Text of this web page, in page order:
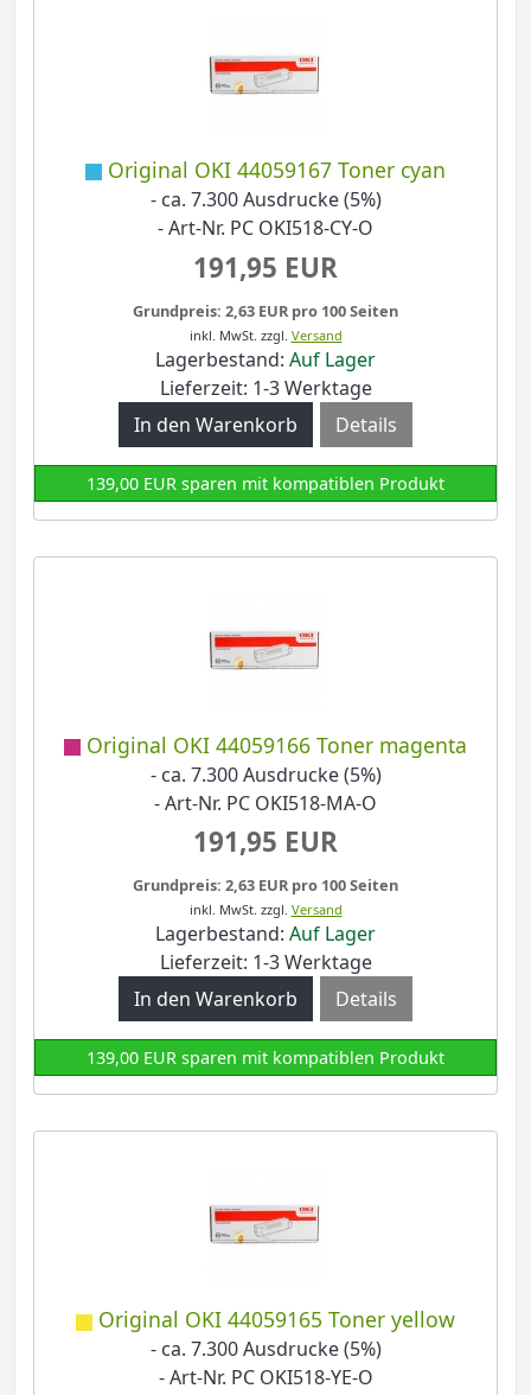
Original OKI 44059167 Toner cyan
- ca. 7.300 Ausdrucke (5%)
- Art-Nr. PC OKI518-CY-O
191,95 EUR
Grundpreis: 2,63 EUR pro 100 Seiten
inkl. MwSt. zzgl. Versand
Lagerbestand: Auf Lager
Lieferzeit: 1-3 Werktage
Details
139,00 EUR sparen mit kompatiblen Produkt
Original OKI 44059166 Toner magenta
- ca. 7.300 Ausdrucke (5%)
- Art-Nr. PC OKI518-MA-O
191,95 EUR
Grundpreis: 2,63 EUR pro 100 Seiten
inkl. MwSt. zzgl. Versand
Lagerbestand: Auf Lager
Lieferzeit: 1-3 Werktage
Details
139,00 EUR sparen mit kompatiblen Produkt
Original OKI 44059165 Toner yellow
- ca. 7.300 Ausdrucke (5%)
- Art-Nr. PC OKI518-YE-O